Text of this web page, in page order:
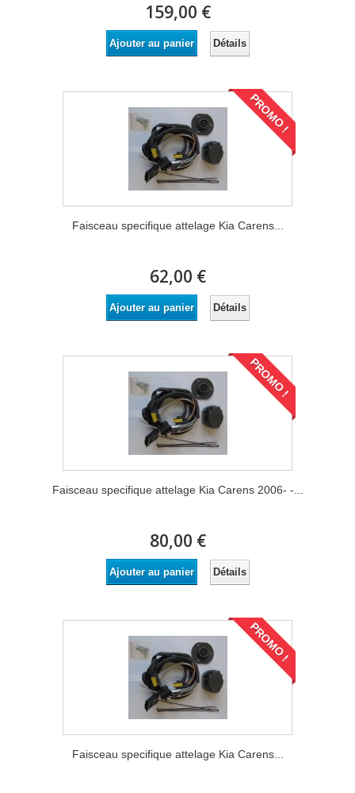
159,00 €
Ajouter au panier Détails
PROMO !
Faisceau specifique attelage Kia Carens...
62,00 €
Ajouter au panier Détails
PROMO !
Faisceau specifique attelage Kia Carens 2006- -...
80,00 €
Ajouter au panier Détails
PROMO !
Faisceau specifique attelage Kia Carens...